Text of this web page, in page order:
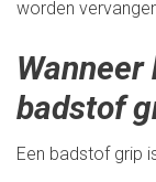
worden
badstof
Een badstof grip